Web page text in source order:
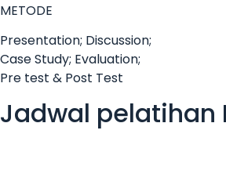
METODE
Presentation; Discussion;
Case Study; Evaluation;
Pre test & Post Test
Jadwal